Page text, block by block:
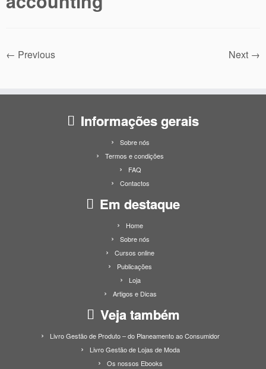
← Previous Next →
Informações gerais
Sobre nós
Termos e condições
FAQ
Contactos
Em destaque
Home
Sobre nós
Cursos online
Publicações
Loja
Artigos e Dicas
Veja também
Livro Gestão de Produto – do Planeamento ao Consumidor
Livro Gestão de Lojas de Moda
Os nossos Ebooks